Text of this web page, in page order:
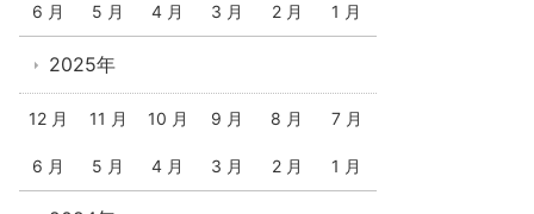
6 月 5 月 4 月 3 月 2 月 1 月
2025年
12 月 11 月 10 月 9 月 8 月 7 月
6 月 5 月 4 月 3 月 2 月 1 月